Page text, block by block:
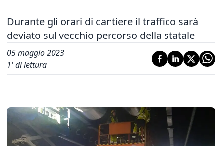
Durante gli orari di cantiere il traffico sarà
deviato sul vecchio percorso della statale
05 maggio 2023
1' di lettura